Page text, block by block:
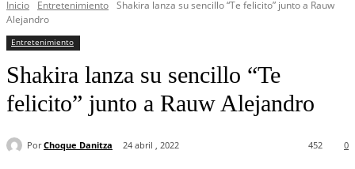
Inicio Entretenimiento Shakira lanza su sencillo “Te felicito” junto a Rauw
Alejandro
Entretenimiento
Shakira lanza su sencillo “Te
felicito” junto a Rauw Alejandro
Por Choque Danitza 24 abril , 2022 0
452